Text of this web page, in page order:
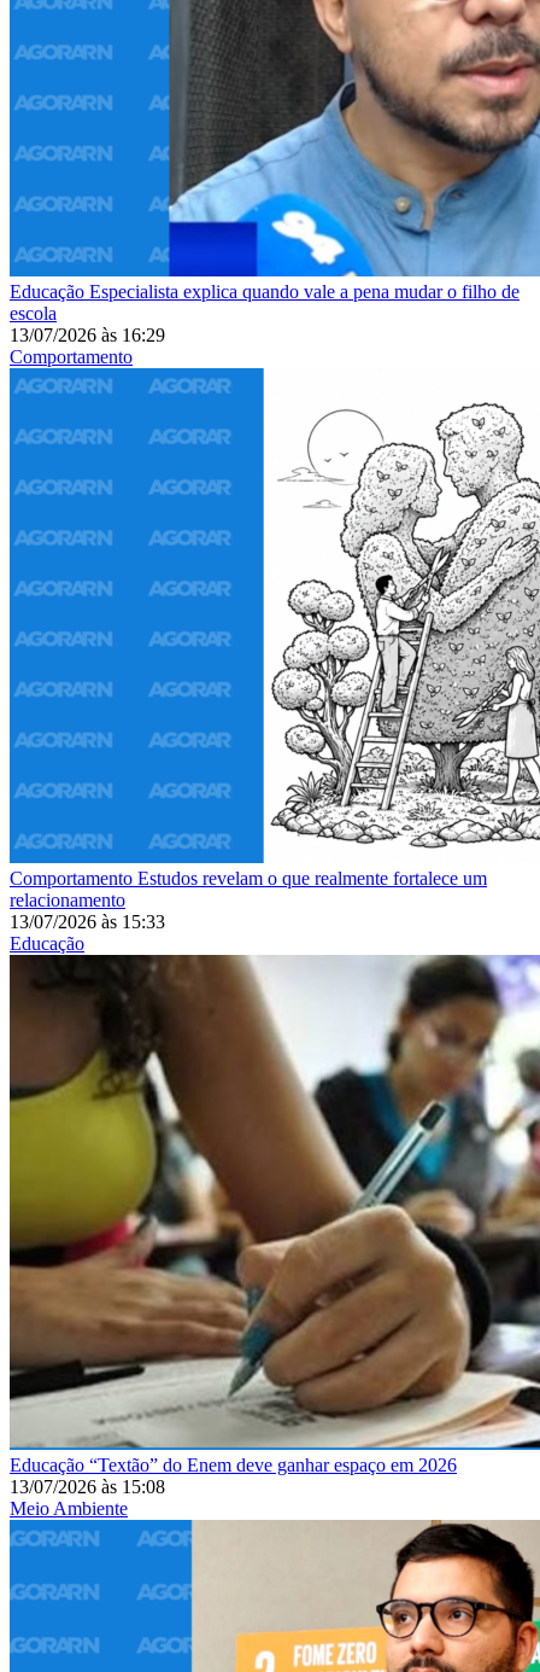
Educação Especialista explica quando vale a pena mudar o filho de
escola
13/07/2026 às 16:29
Comportamento
Comportamento Estudos revelam o que realmente fortalece um
relacionamento
13/07/2026 às 15:33
Educação
Educação “Textão” do Enem deve ganhar espaço em 2026
13/07/2026 às 15:08
Meio Ambiente